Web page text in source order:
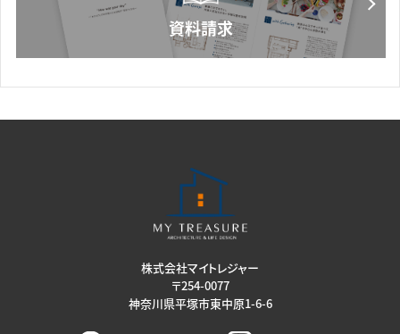
株式会社マイトレジャー
〒254-0077
神奈川県平塚市東中原1-6-6